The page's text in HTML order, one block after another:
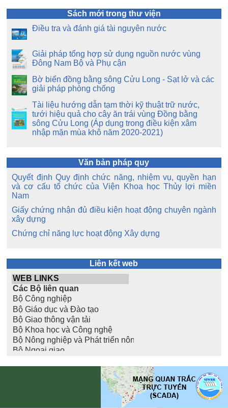
Sách mới trong thư viện
Điều tra và đánh giá tài nguyên nước
Giải pháp tổng hợp sử dụng nguồn nước vùng
Đông Nam Bộ và Phụ cận
Bờ biển đồng bằng sông Cửu Long - Sạt lở và các
giải pháp phòng chống
Tài liệu hướng dẫn tạm thời kỹ thuật trữ nước,
tưới hiệu quả cho cây ăn trái vùng Đồng bằng
sông Cửu Long (Áp dụng trong điều kiện xâm
nhập mặn mùa khô năm 2020-2021)
Văn bản pháp quy
Quyết định Quy định chức năng, nhiệm vụ, quyền hạn
và cơ cấu tổ chức của Viện Khoa học Thủy lợi miền
Nam
Giấy chứng nhận đủ điều kiện hoạt động chuyên ngành
xây dựng
Chứng chỉ năng lực hoạt động Xây dựng
Liên kết web